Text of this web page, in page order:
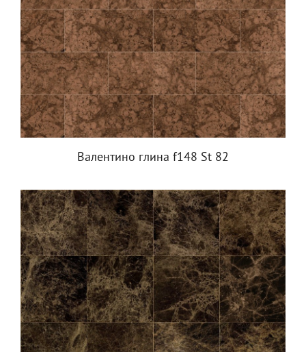
Валентино глина f148 St 82